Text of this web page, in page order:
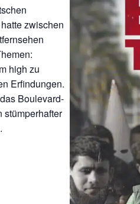
zwischen
high zu
Erfindungen.
Boulevard-
stümperhafter